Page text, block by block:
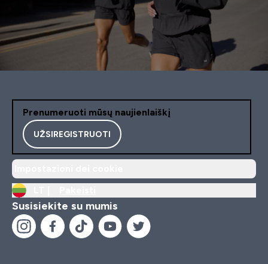
Prenumeruoti mūsų naujienlaiškį
UŽSIREGISTRUOTI
Susisiekite su mumis